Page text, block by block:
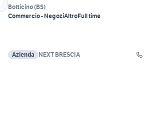
Botticino(BS)
Commercio - NegoziAltroFull time
Azienda NEXT BRESCIA